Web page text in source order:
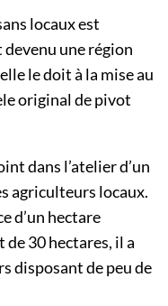
locaux est
une région
le doit à la mise au
original de pivot
dans l’atelier d’un
agriculteurs locaux.
d’un hectare
30 hectares, il a
disposant de peu de